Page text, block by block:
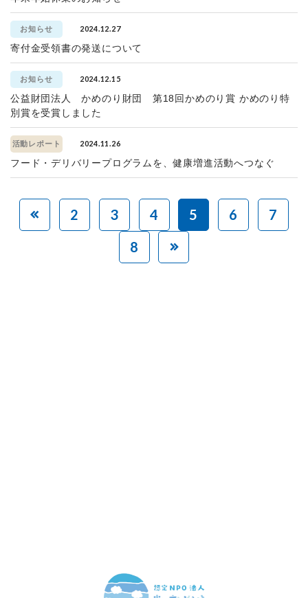
お知らせ 2024.12.27
寄付金受領書の発送について
お知らせ 2024.12.15
公益財団法人 かめのり財団 第18回かめのり賞 かめのり特
別賞を受賞しました
活動レポート 2024.11.26
フード・デリバリープログラムを、健康増進活動へつなぐ
2 3 4 5 6
7
8